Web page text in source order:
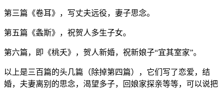
第三篇《卷耳》，写丈夫远役，妻子思念。
第五篇《螽斯》，祝贺人多生子女。
第六篇，即《桃夭》，贺人新婚，祝新娘子“宜其室家”。
以上是三百篇的头几篇（除掉第四篇），它们写了恋爱，结
婚，夫妻离别的思念，渴望多子，回娘家探亲等等，可以说把